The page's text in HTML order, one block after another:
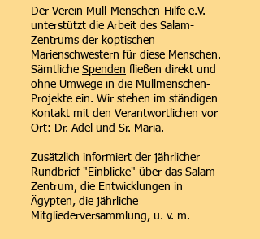
Der Verein Müll-Menschen-Hilfe e.V.
unterstützt die Arbeit des Salam-
Zentrums der koptischen
Marienschwestern für diese Menschen.
Sämtliche Spenden fließen direkt und
ohne Umwege in die Müllmenschen-
Projekte ein. Wir stehen im ständigen
Kontakt mit den Verantwortlichen vor
Ort: Dr. Adel und Sr. Maria.
Zusätzlich informiert der jährlicher
Rundbrief "Einblicke" über das Salam-
Zentrum, die Entwicklungen in
Ägypten, die jährliche
Mitgliederversammlung, u. v. m.